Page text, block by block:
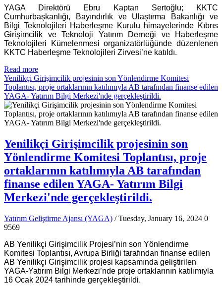
YAGA Direktörü Ebru Kaptan Sertoğlu; KKTC
Cumhurbaşkanlığı, Bayındırlık ve Ulaştırma Bakanlığı ve
Bilgi Teknolojileri Haberleşme Kurulu himayelerinde Kıbrıs
Girişimcilik ve Teknoloji Yatırım Derneği ve Haberleşme
Teknolojileri Kümelenmesi organizatörlüğünde düzenlenen
KKTC Haberleşme Teknolojileri Zirvesi’ne katıldı.
Read more
Yenilikçi Girişimcilik projesinin son Yönlendirme Komitesi
Toplantısı, proje ortaklarının katılımıyla AB tarafından finanse edilen
YAGA- Yatırım Bilgi Merkezi'nde gerçekleştirildi.
Yenilikçi Girişimcilik projesinin son
Yönlendirme Komitesi Toplantısı, proje
ortaklarının katılımıyla AB tarafından
finanse edilen YAGA- Yatırım Bilgi
Merkezi'nde gerçekleştirildi.
Yatırım Geliştirme Ajansı (YAGA) / Tuesday, January 16, 2024 0
9569
AB Yenilikçi Girişimcilik Projesi’nin son Yönlendirme
Komitesi Toplantısı, Avrupa Birliği tarafından finanse edilen
AB Yenilikçi Girişimcilik projesi kapsamında geliştirilen
YAGA-Yatırım Bilgi Merkezi’nde proje ortaklarının katılımıyla
16 Ocak 2024 tarihinde gerçekleştirildi.